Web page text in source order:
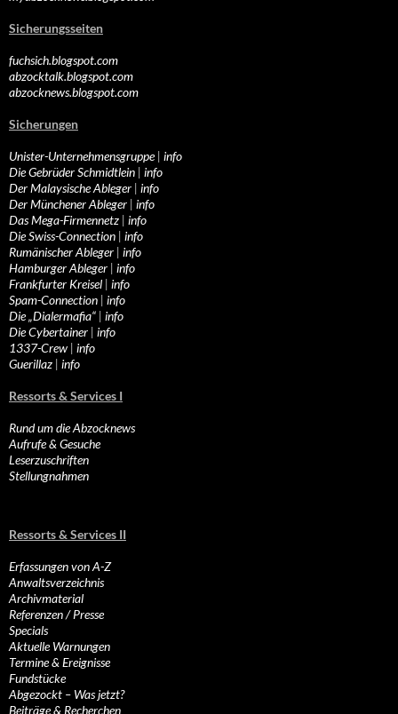
Sicherungsseiten
fuchsich.blogspot.com
abzocktalk.blogspot.com
abzocknews.blogspot.com
Sicherungen
Unister-Unternehmensgruppe| info
Die Gebrüder Schmidtlein | info
Der Malaysische Ableger | info
Der Münchener Ableger | info
Das Mega-Firmennetz | info
Die Swiss-Connection | info
Rumänischer Ableger | info
Hamburger Ableger | info
Frankfurter Kreisel | info
Spam-Connection | info
Die „Dialermafia“ | info
Die Cybertainer | info
1337-Crew | info
Guerillaz | info
Ressorts & Services I
Rund um die Abzocknews
Aufrufe & Gesuche
Leserzuschriften
Stellungnahmen
Ressorts & Services II
Erfassungen von A-Z
Anwaltsverzeichnis
Archivmaterial
Referenzen / Presse
Specials
Aktuelle Warnungen
Termine & Ereignisse
Fundstücke
Abgezockt – Was jetzt?
Beiträge & Recherchen